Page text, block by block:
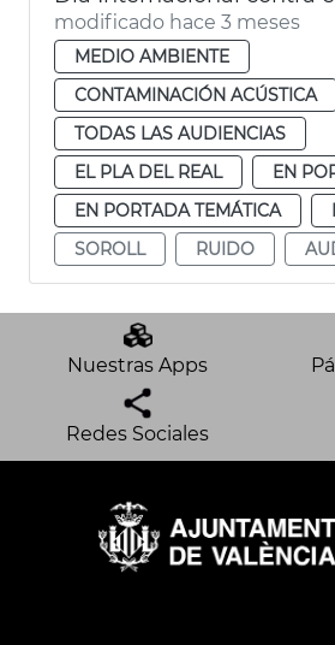
modificado hace 3 meses
MEDIO AMBIENTE
CONTAMINACIÓN ACÚSTICA
TODAS LAS AUDIENCIAS
EL PLA DEL REAL
EN
EN PORTADA TEMÁTICA
SOROLL
RUIDO
Nuestras Apps
Redes Sociales